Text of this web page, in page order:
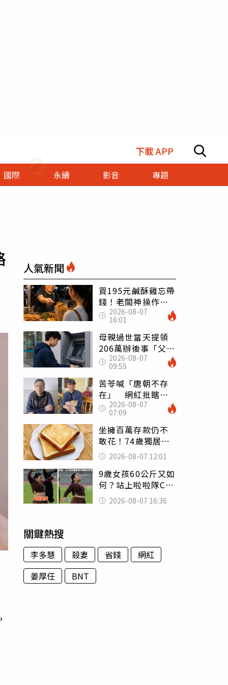
下載 APP
國際 永續 影音 專題
人氣新聞
買195元鹹酥雞忘帶
錢！老闆神操作
「倒找5元」 全網
看哭：這就是台灣
2026-08-07
16:01
母親過世當天提領
206萬辦後事「父子
遭判刑」 律師：
搶錢先下手是罪
2026-08-07
09:55
苦苓喊「唐朝不存
在」 網紅批瞎編
歷史：李白、杜甫
用鮮卑文寫詩？
2026-08-07
07:09
坐擁百萬存款仍不
敢花！74歲獨居翁
「1餐只吃1片吐
司」 半年後暴瘦
嚇壞女兒
2026-08-07 12:01
9歲女孩60公斤又如
何？站上啦啦隊C位
驚艷全場 千萬網
友被圈粉
2026-08-07 16:36
關鍵熱搜
李多慧 殺妻 省錢
網紅
姜厚任
BNT